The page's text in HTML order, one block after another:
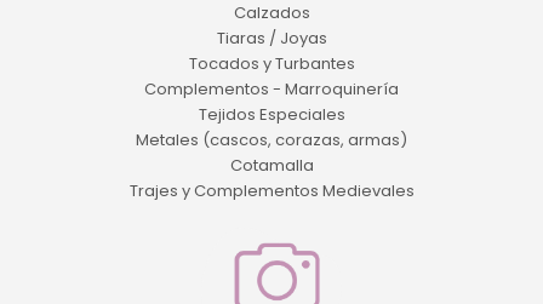
Calzados
Tiaras / Joyas
Tocados y Turbantes
Complementos - Marroquinería
Tejidos Especiales
Metales (cascos, corazas, armas)
Cotamalla
Trajes y Complementos Medievales